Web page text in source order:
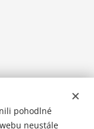
pohodlné
neustále